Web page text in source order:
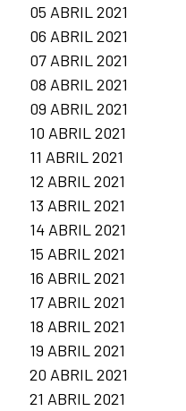
05 ABRIL 2021
06 ABRIL 2021
07 ABRIL 2021
08 ABRIL 2021
09 ABRIL 2021
10 ABRIL 2021
11 ABRIL 2021
12 ABRIL 2021
13 ABRIL 2021
14 ABRIL 2021
15 ABRIL 2021
16 ABRIL 2021
17 ABRIL 2021
18 ABRIL 2021
19 ABRIL 2021
20 ABRIL 2021
21 ABRIL 2021